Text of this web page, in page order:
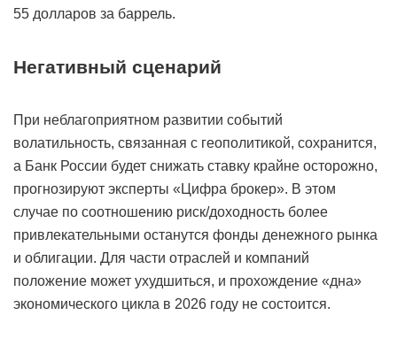
55 долларов за баррель.
Негативный сценарий
При неблагоприятном развитии событий
волатильность, связанная с геополитикой, сохранится,
а Банк России будет снижать ставку крайне осторожно,
прогнозируют эксперты «Цифра брокер». В этом
случае по соотношению риск/доходность более
привлекательными останутся фонды денежного рынка
и облигации. Для части отраслей и компаний
положение может ухудшиться, и прохождение «дна»
экономического цикла в 2026 году не состоится.